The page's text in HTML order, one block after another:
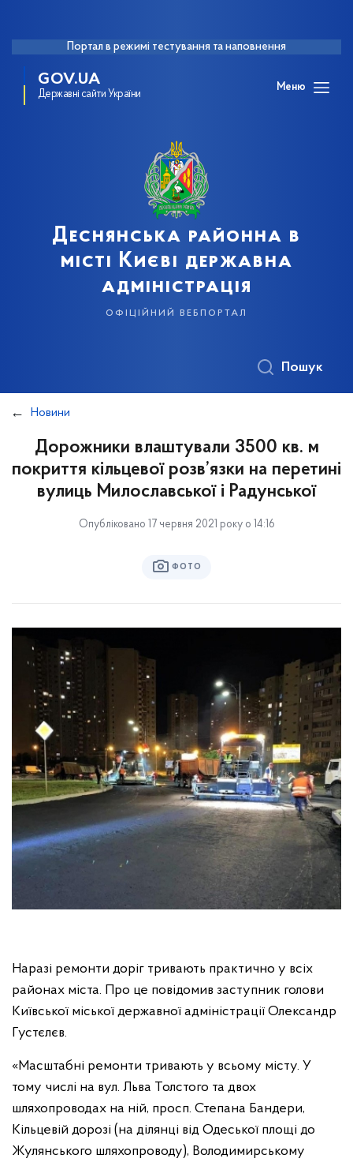
Портал в режимі тестування та наповнення
GOV.UA
Державні сайти України
Меню
Деснянська районна в
місті Києві державна
адміністрація
офіційний вебпортал
Пошук
Новини
Дорожники влаштували 3500 кв. м
покриття кільцевої розв’язки на перетині
вулиць Милославської і Радунської
Опубліковано 17 червня 2021 року о 14:16
ФОТО
Наразі ремонти доріг тривають практично у всіх
районах міста. Про це повідомив заступник голови
Київської міської державної адміністрації Олександр
Густєлєв.
«Масштабні ремонти тривають у всьому місту. У
тому числі на вул. Льва Толстого та двох
шляхопроводах на ній, просп. Степана Бандери,
Кільцевій дорозі (на ділянці від Одеської площі до
Жулянського шляхопроводу), Володимирському